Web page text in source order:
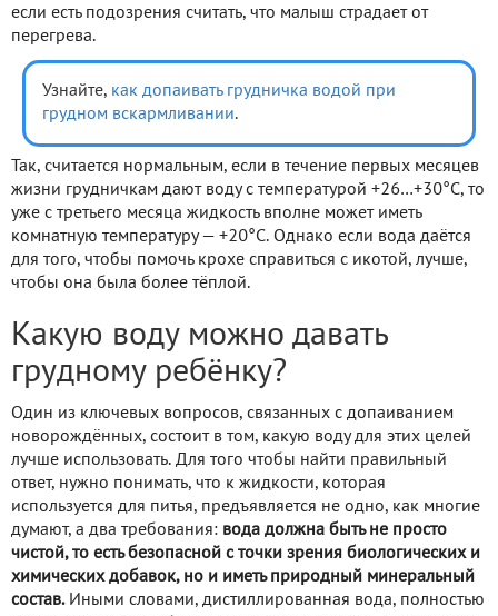
если есть подозрения считать, что малыш страдает от
перегрева.
Узнайте, как допаивать грудничка водой при
грудном вскармливании.
Так, считается нормальным, если в течение первых месяцев
жизни грудничкам дают воду с температурой +26…+30°С, то
уже с третьего месяца жидкость вполне может иметь
комнатную температуру — +20°С. Однако если вода даётся
для того, чтобы помочь крохе справиться с икотой, лучше,
чтобы она была более тёплой.
Какую воду можно давать
грудному ребёнку?
Один из ключевых вопросов, связанных с допаиванием
новорождённых, состоит в том, какую воду для этих целей
лучше использовать. Для того чтобы найти правильный
ответ, нужно понимать, что к жидкости, которая
используется для питья, предъявляется не одно, как многие
думают, а два требования: вода должна быть не просто
чистой, то есть безопасной с точки зрения биологических и
химических добавок, но и иметь природный минеральный
состав.Иными словами, дистиллированная вода, полностью